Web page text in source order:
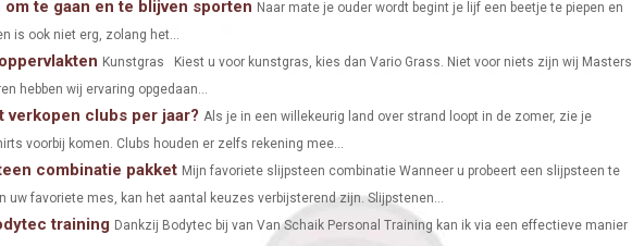
R
O O O O
te gaan en te blijven sporten Naar mate je ouder wordt begint je lijf een beetje te piepen en
is ook niet erg, zolang het...
Kunstgras Kiest u voor kunstgras, kies dan Vario Grass. Niet voor niets zijn wij Masters
hebben wij ervaring opgedaan...
verkopen clubs per jaar? Als je in een willekeurig land over strand loopt in de zomer, zie je
voorbij komen. Clubs houden er zelfs rekening mee...
combinatie pakket Mijn favoriete slijpsteen combinatie Wanneer u probeert een slijpsteen te
uw favoriete mes, kan het aantal keuzes verbijsterend zijn. Slijpstenen...
training Dankzij Bodytec bij van Van Schaik Personal Training kan ik via een effectieve manier